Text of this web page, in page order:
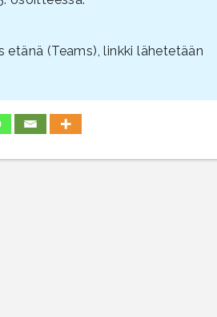
(Teams), linkki lähetetään